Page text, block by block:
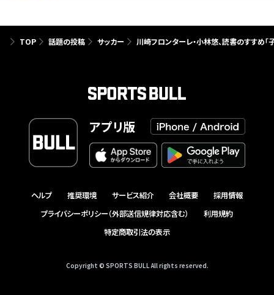
TOP 話題の投稿 サッカー 川崎フロンターレ・小林悠、読書のすすめ
アプリ版
ヘルプ 推奨環境 サービス紹介 会社概要
採用情報
プライバシーポリシー（外部送信規律対応含む）
利用規約
特定商取引法の表示
Copyright © SPORTS BULL All rights reserved.